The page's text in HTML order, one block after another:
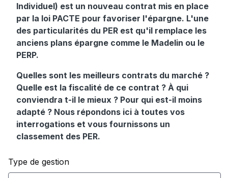
Individuel) est un nouveau contrat mis en place
par la loi PACTE pour favoriser l'épargne. L'une
des particularités du PER est qu'il remplace les
anciens plans épargne comme le Madelin ou le
PERP.
Quelles sont les meilleurs contrats du marché ?
Quelle est la fiscalité de ce contrat ? À qui
conviendra t-il le mieux ? Pour qui est-il moins
adapté ? Nous répondons ici à toutes vos
interrogations et vous fournissons un
classement des PER.
Type de gestion